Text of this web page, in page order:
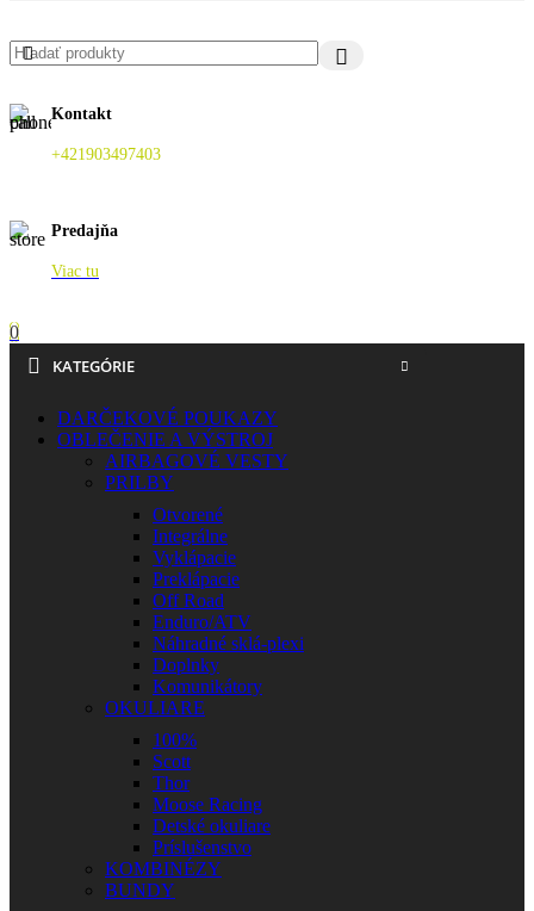
Kontakt
+421903497403
Predajňa
Viac tu
0
KATEGÓRIE
DARČEKOVÉ POUKAZY
OBLEČENIE A VÝSTROJ
AIRBAGOVÉ VESTY
PRILBY
Otvorené
Integrálne
Vyklápacie
Preklápacie
Off Road
Enduro/ATV
Náhradné sklá-plexi
Doplnky
Komunikátory
OKULIARE
100%
Scott
Thor
Moose Racing
Detské okuliare
Príslušenstvo
KOMBINÉZY
BUNDY